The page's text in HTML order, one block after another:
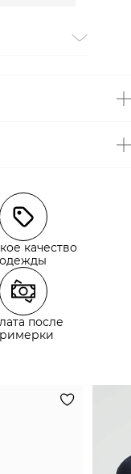
качество
одежды
после